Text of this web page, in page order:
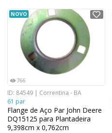
NOVO
766
ID: 84549 | Correntina - BA
61 par
Flange de Aço Par John Deere
DQ15125 para Plantadeira
9,398cm x 0,762cm